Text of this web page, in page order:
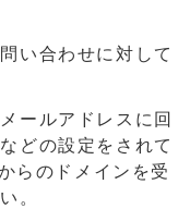
い合わせに対して
ールアドレスに回
どの設定をされて
らのドメインを受
。